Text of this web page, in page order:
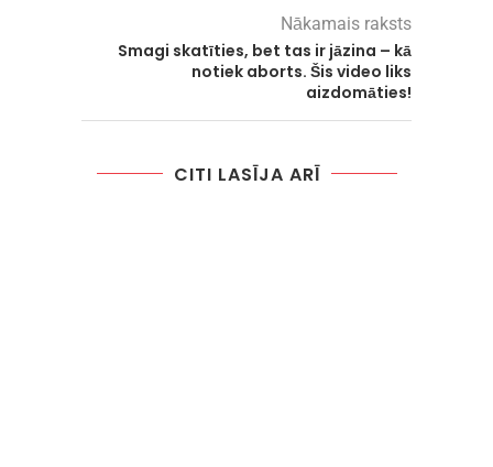
Nākamais raksts
Smagi skatīties, bet tas ir jāzina – kā
notiek aborts. Šis video liks
aizdomāties!
CITI LASĪJA ARĪ